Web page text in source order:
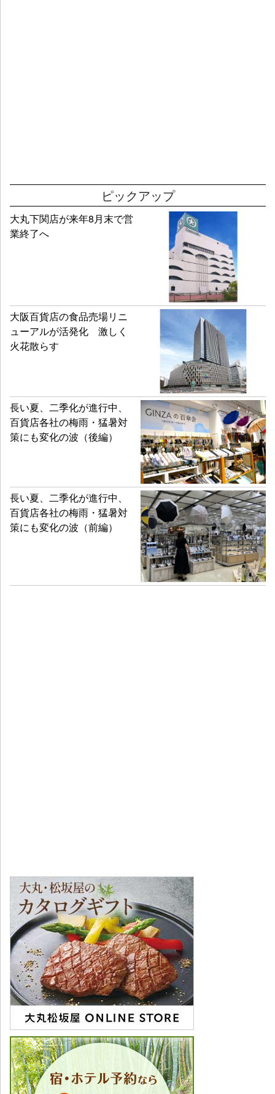
ピックアップ
大丸下関店が来年8月末で営
業終了へ
大阪百貨店の食品売場リニ
ューアルが活発化 激しく
火花散らす
長い夏、二季化が進行中、
百貨店各社の梅雨・猛暑対
策にも変化の波（後編）
長い夏、二季化が進行中、
百貨店各社の梅雨・猛暑対
策にも変化の波（前編）